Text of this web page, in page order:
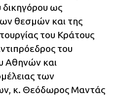
δικηγόρου ως
θεσμών και της
του Κράτους
του
Αθηνών και
των
κ. Θεόδωρος Μαντάς